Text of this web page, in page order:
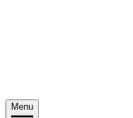
Menu